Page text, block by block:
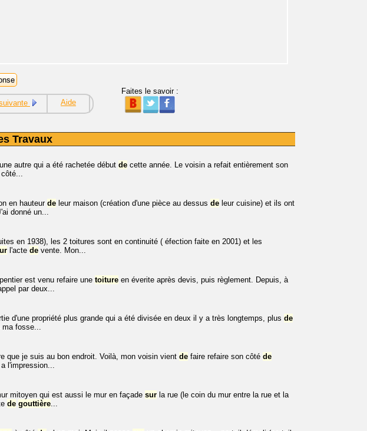
Aide
Faites le savoir :
Travaux
autre qui a été rachetée début de cette année. Le voisin a refait entièrement son
en hauteurde leur maison (création d'une pièce au dessus de leur cuisine) et ils ont
donné un...
en 1938), les 2 toitures sont en continuité ( éfection faite en 2001) et les
l'acte de vente. Mon...
est venu refaire une toiture en éverite après devis, puis règlement. Depuis, à
par deux...
d'une propriété plus grande qui a été divisée en deux il y a très longtemps, plus de
ma fosse...
que je suis au bon endroit. Voilà, mon voisin vient de faire refaire son côté de
l'impression...
mitoyen qui est aussi le mur en façade sur la rue (le coin du mur entre la rue et la
de gouttière...